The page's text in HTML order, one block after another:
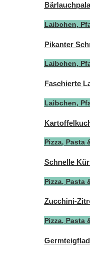
Laibchen,
Pikanter
Laibchen,
Faschierte
Laibchen,
Pizza, Pasta
Schnelle
Pizza, Pasta
Zucchini-
Pizza, Pasta